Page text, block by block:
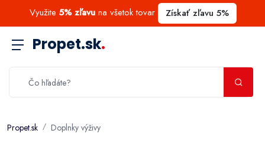
Využite 5% zľavu na všetok tovar Získať zľavu 5%
Propet.sk.
Propet.sk Doplnky výživy